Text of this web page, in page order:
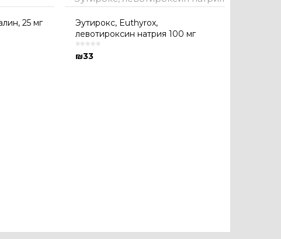
25 мг
Эутирокс, Euthyrox,
левотироксин натрия 100 мг
₪33